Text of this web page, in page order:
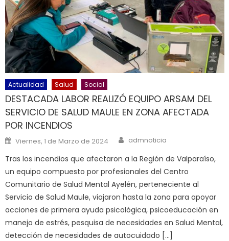
Actualidad Salud Social
DESTACADA LABOR REALIZÓ EQUIPO ARSAM DEL
SERVICIO DE SALUD MAULE EN ZONA AFECTADA
POR INCENDIOS
Posted on
Viernes, 1 de Marzo de 2024 Author
admnoticia
Tras los incendios que afectaron a la Región de Valparaíso,
un equipo compuesto por profesionales del Centro
Comunitario de Salud Mental Ayelén, perteneciente al
Servicio de Salud Maule, viajaron hasta la zona para apoyar
acciones de primera ayuda psicológica, psicoeducación en
manejo de estrés, pesquisa de necesidades en Salud Mental,
detección de necesidades de autocuidado […]